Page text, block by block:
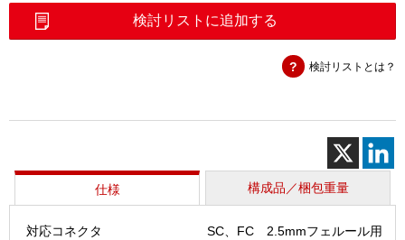
端
査
装
置
検討リストに追加する
検討リストとは？
仕様 構成品／梱包重量
対応コネクタ SC、FC 2.5mmフェルール用